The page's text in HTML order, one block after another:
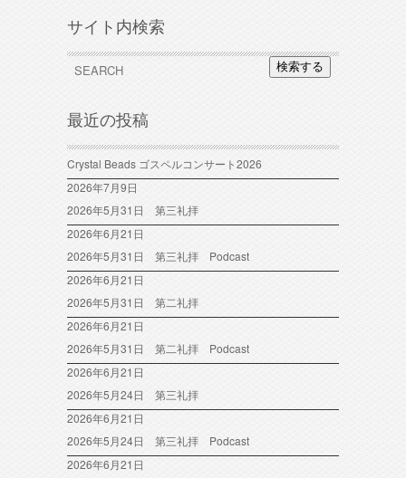
サイト内検索
検索する
最近の投稿
Crystal Beads ゴスペルコンサート2026
2026年7月9日
2026年5月31日 第三礼拝
2026年6月21日
2026年5月31日 第三礼拝 Podcast
2026年6月21日
2026年5月31日 第二礼拝
2026年6月21日
2026年5月31日 第二礼拝 Podcast
2026年6月21日
2026年5月24日 第三礼拝
2026年6月21日
2026年5月24日 第三礼拝 Podcast
2026年6月21日